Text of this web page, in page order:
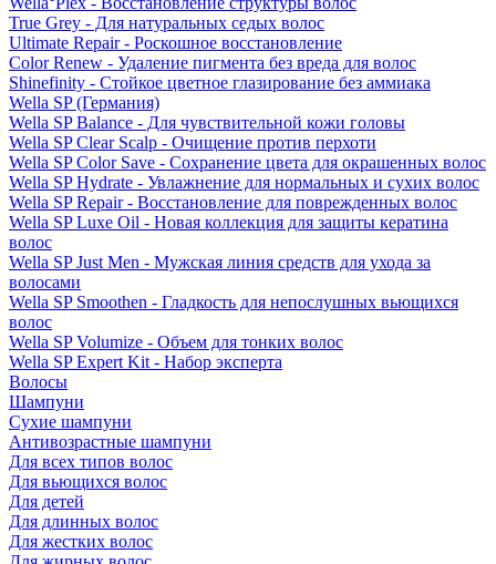
True Grey - Для натуральных седых волос
Ultimate Repair - Роскошное восстановление
Color Renew - Удаление пигмента без вреда для волос
Shinefinity - Стойкое цветное глазирование без аммиака
Wella SP (Германия)
Wella SP Balance - Для чувствительной кожи головы
Wella SP Clear Scalp - Очищение против перхоти
Wella SP Color Save - Сохранение цвета для окрашенных волос
Wella SP Hydrate - Увлажнение для нормальных и сухих волос
Wella SP Repair - Восстановление для поврежденных волос
Wella SP Luxe Oil - Новая коллекция для защиты кератина
волос
Wella SP Just Men - Мужская линия средств для ухода за
волосами
Wella SP Smoothen - Гладкость для непослушных вьющихся
волос
Wella SP Volumize - Объем для тонких волос
Wella SP Expert Kit - Набор эксперта
Волосы
Шампуни
Сухие шампуни
Антивозрастные шампуни
Для всех типов волос
Для вьющихся волос
Для детей
Для длинных волос
Для жестких волос